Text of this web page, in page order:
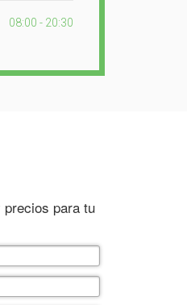
08:00 - 20:30
para tu